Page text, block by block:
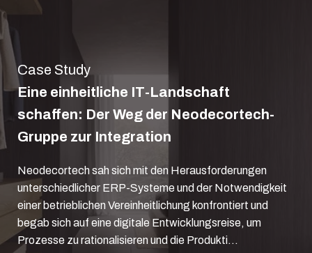
Case Study
Eine einheitliche IT-Landschaft
schaffen: Der Weg der Neodecortech-
Gruppe zur Integration
Neodecortech sah sich mit den Herausforderungen
unterschiedlicher ERP-Systeme und der Notwendigkeit
einer betrieblichen Vereinheitlichung konfrontiert und
begab sich auf eine digitale Entwicklungsreise, um
Prozesse zu rationalisieren und die Produkti...